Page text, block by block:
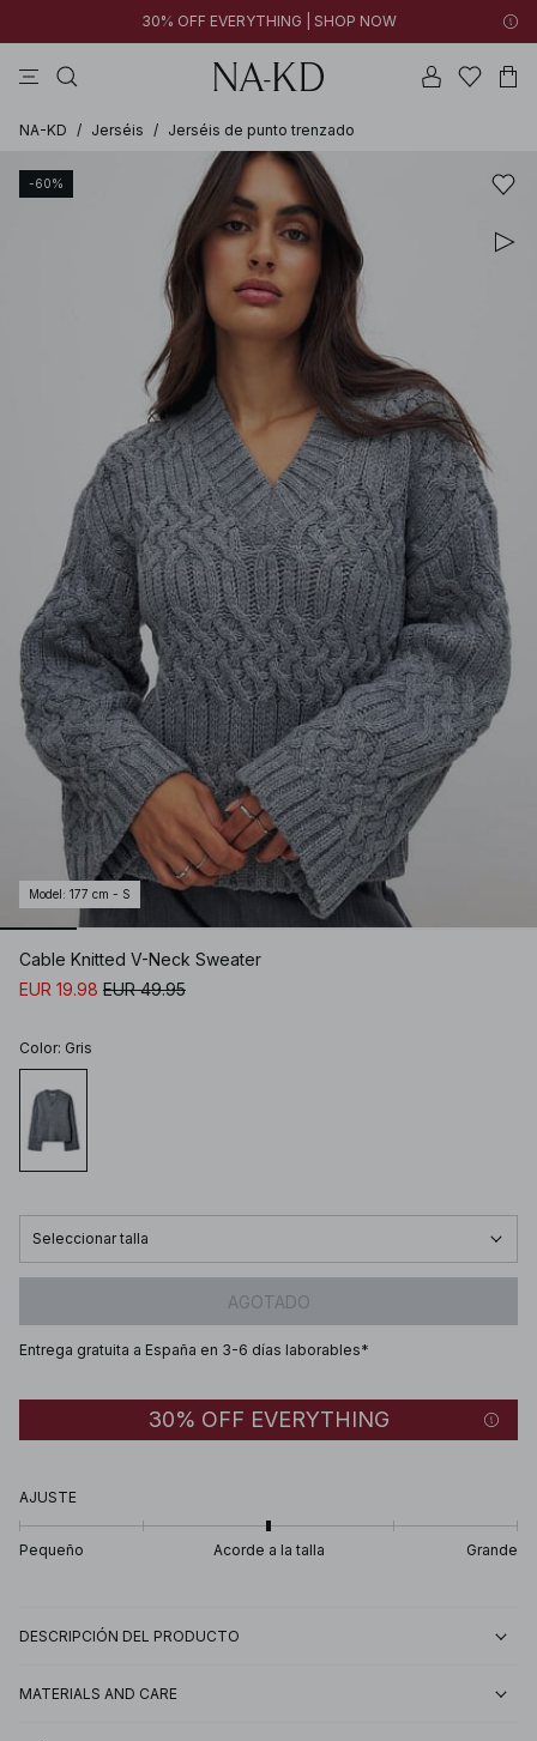
30% OFF EVERYTHING | SHOP NOW
NA-KD / Jerséis / Jerséis de punto trenzado
-60%
Model : 177 cm - S
Cable Knitted V-Neck Sweater
EUR 19.98 EUR 49.95
Color: Gris
Seleccionar talla
AGOTADO
Entrega gratuita a España en 3-6 días laborables*
30% OFF EVERYTHING
AJUSTE
Pequeño Acorde a la talla Grande
DESCRIPCIÓN DEL PRODUCTO
MATERIALS AND CARE